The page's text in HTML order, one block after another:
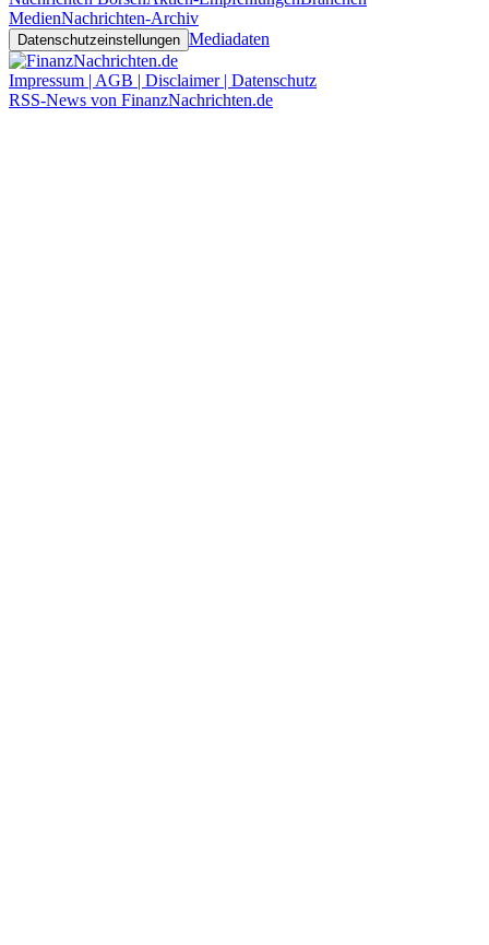
MedienNachrichten-Archiv
Datenschutzeinstellungen Mediadaten
Impressum | AGB | Disclaimer | Datenschutz
RSS-News von FinanzNachrichten.de